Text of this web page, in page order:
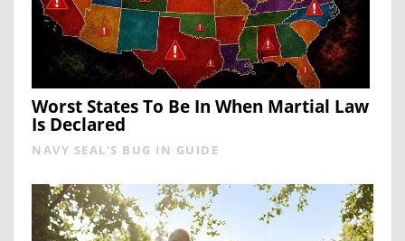
Worst States To Be In When Martial Law
Is Declared
NAVY SEAL'S BUG IN GUIDE